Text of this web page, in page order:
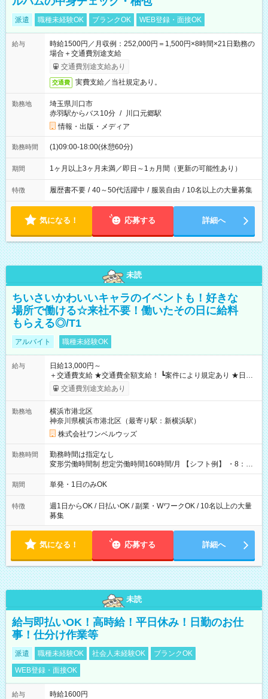
派遣 職種未経験OK ブランクOK WEB登録・面接OK
給与
時給1500円／月収例：252,000円＝1,500円×8時間×21日勤務の
場合＋交通費別途支給
交通費別途支給あり
交通費 実費支給／当社規定あり。
勤務地
埼玉県川口市
赤羽駅からバス10分 / 川口元郷駅
情報・出版・メディア
勤務時間 (1)09:00-18:00(休憩60分)
期間 1ヶ月以上3ヶ月未満／即日～1ヵ月間（更新の可能性あり）
特徴 履歴書不要 / 40～50代活躍中 / 服装自由 / 10名以上の大量募集
気になる！ 応募する 詳細へ
未読
ちいさいかわいいキャラのイベントも！好きな
場所で働ける☆来社不要！働いたその日に給料
もらえる◎/T1
アルバイト 職種未経験OK
給与
日給13,000円～
＋交通費支給 ★交通費全額支給！ ┗案件により規定あり ★日払
いOK！（規定あり） ┗働いたその日に現金GET♪ お仕事後はコ
ンビニATMから 日払い分を引き落とせます！ 【試用期間】試
交通費別途支給あり
勤務地
横浜市港北区
神奈川県横浜市港北区（最寄り駅：新横浜駅）
株式会社ワンベルウッズ
勤務時間
勤務時間は指定なし
変形労働時間制 想定労働時間160時間/月 【シフト例】 ・8：00
～21：00
期間 単発・1日のみOK
特徴
週1日からOK / 日払いOK / 副業・WワークOK / 10名以上の大量
募集
気になる！ 応募する 詳細へ
未読
給与即払いOK！高時給！平日休み！日勤のお仕
事！仕分け作業等
派遣 職種未経験OK 社会人未経験OK
ブランクOK
WEB登録・面接OK
給与
時給1600円